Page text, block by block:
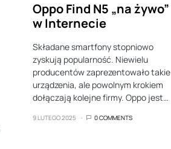
Oppo Find N5 „na żywo”
w Internecie
Składane smartfony stopniowo
zyskują popularność. Niewielu
producentów zaprezentowało takie
urządzenia, ale powolnym krokiem
dołączają kolejne firmy. Oppo jest…
9 LUTEGO 2025 0 COMMENTS